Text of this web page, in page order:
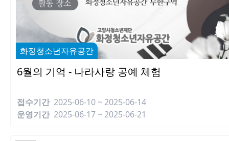
화정청소년자유공간
6월의 기억 - 나라사랑 공예 체험
접수기간 2025-06-10 ~ 2025-06-14
운영기간 2025-06-17 ~ 2025-06-21